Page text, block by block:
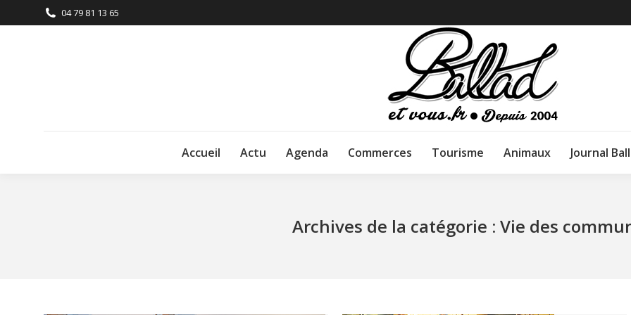
04 79 81 13 65
Accueil Actu Agenda Commerces Tourisme Animaux Journal
Archives de la catégorie : Vie des